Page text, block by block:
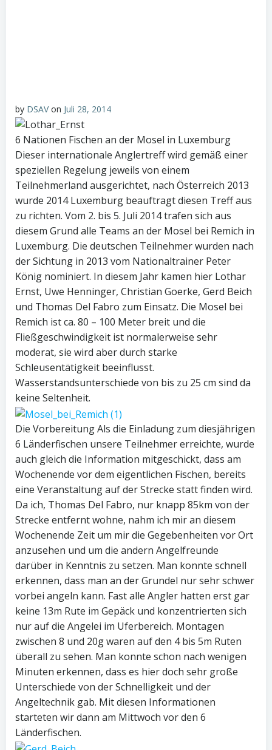
by DSAV on Juli 28, 2014
6 Nationen Fischen an der Mosel in Luxemburg
Dieser internationale Anglertreff wird gemäß einer
speziellen Regelung jeweils von einem
Teilnehmerland ausgerichtet, nach Österreich 2013
wurde 2014 Luxemburg beauftragt diesen Treff aus
zu richten. Vom 2. bis 5. Juli 2014 trafen sich aus
diesem Grund alle Teams an der Mosel bei Remich in
Luxemburg. Die deutschen Teilnehmer wurden nach
der Sichtung in 2013 vom Nationaltrainer Peter
König nominiert. In diesem Jahr kamen hier Lothar
Ernst, Uwe Henninger, Christian Goerke, Gerd Beich
und Thomas Del Fabro zum Einsatz. Die Mosel bei
Remich ist ca. 80 – 100 Meter breit und die
Fließgeschwindigkeit ist normalerweise sehr
moderat, sie wird aber durch starke
Schleusentätigkeit beeinflusst.
Wasserstandsunterschiede von bis zu 25 cm sind da
keine Seltenheit.
Die Vorbereitung Als die Einladung zum diesjährigen
6 Länderfischen unsere Teilnehmer erreichte, wurde
auch gleich die Information mitgeschickt, dass am
Wochenende vor dem eigentlichen Fischen, bereits
eine Veranstaltung auf der Strecke statt finden wird.
Da ich, Thomas Del Fabro, nur knapp 85km von der
Strecke entfernt wohne, nahm ich mir an diesem
Wochenende Zeit um mir die Gegebenheiten vor Ort
anzusehen und um die andern Angelfreunde
darüber in Kenntnis zu setzen. Man konnte schnell
erkennen, dass man an der Grundel nur sehr schwer
vorbei angeln kann. Fast alle Angler hatten erst gar
keine 13m Rute im Gepäck und konzentrierten sich
nur auf die Angelei im Uferbereich. Montagen
zwischen 8 und 20g waren auf den 4 bis 5m Ruten
überall zu sehen. Man konnte schon nach wenigen
Minuten erkennen, dass es hier doch sehr große
Unterschiede von der Schnelligkeit und der
Angeltechnik gab. Mit diesen Informationen
starteten wir dann am Mittwoch vor den 6
Länderfischen.